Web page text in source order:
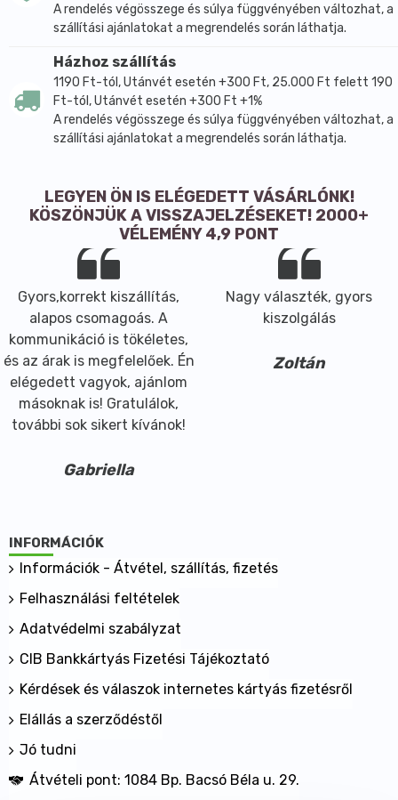
A rendelés végösszege és súlya függvényében változhat, a
szállítási ajánlatokat a megrendelés során láthatja.
Házhoz szállítás
1190 Ft-tól, Utánvét esetén +300 Ft, 25.000 Ft felett 190
Ft-tól, Utánvét esetén +300 Ft +1%
A rendelés végösszege és súlya függvényében változhat, a
szállítási ajánlatokat a megrendelés során láthatja.
LEGYEN ÖN IS ELÉGEDETT VÁSÁRLÓNK!
KÖSZÖNJÜK A VISSZAJELZÉSEKET! 2000+
VÉLEMÉNY 4,9 PONT
Gyors,korrekt kiszállítás,
alapos csomagoás. A
kommunikáció is tökéletes,
és az árak is megfelelőek. Én
elégedett vagyok, ajánlom
másoknak is! Gratulálok,
további sok sikert kívánok!
Gabriella
Nagy választék, gyors
kiszolgálás
Zoltán
INFORMÁCIÓK
Információk - Átvétel, szállítás, fizetés
Felhasználási feltételek
Adatvédelmi szabályzat
CIB Bankkártyás Fizetési Tájékoztató
Kérdések és válaszok internetes kártyás fizetésről
Elállás a szerződéstől
Jó tudni
Átvételi pont: 1084 Bp. Bacsó Béla u. 29.